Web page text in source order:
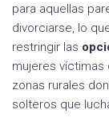
para aquellas
divorciarse, lo
restringir las
mujeres víctimas
zonas rurales
solteros que